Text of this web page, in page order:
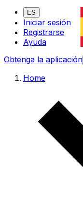
ES
Iniciar sesión
Registrarse
Ayuda
Obtenga la aplicación
Home